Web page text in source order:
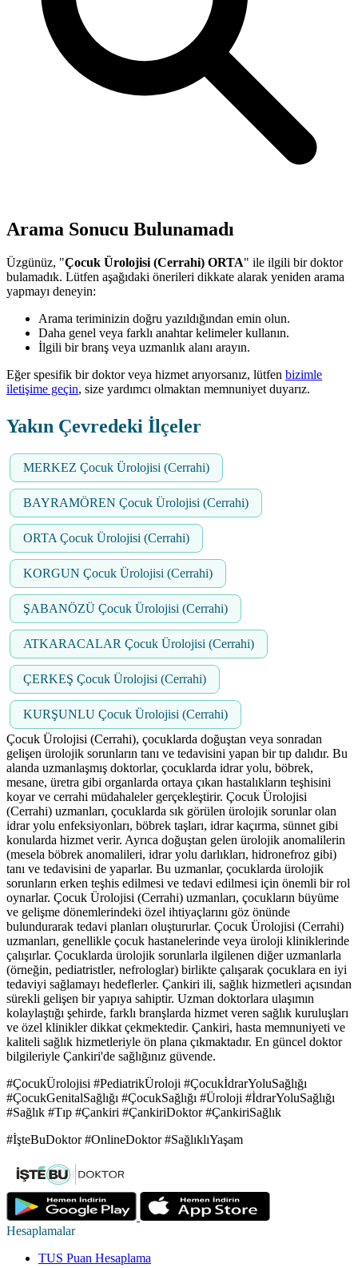
Arama Sonucu Bulunamadı
Üzgünüz, "Çocuk Ürolojisi (Cerrahi) ORTA" ile ilgili bir doktor
bulamadık. Lütfen aşağıdaki önerileri dikkate alarak yeniden arama
yapmayı deneyin:
Arama teriminizin doğru yazıldığından emin olun.
Daha genel veya farklı anahtar kelimeler kullanın.
İlgili bir branş veya uzmanlık alanı arayın.
Eğer spesifik bir doktor veya hizmet arıyorsanız, lütfen bizimle
iletişime geçin, size yardımcı olmaktan memnuniyet duyarız.
Yakın Çevredeki İlçeler
MERKEZ Çocuk Ürolojisi (Cerrahi)
BAYRAMÖREN Çocuk Ürolojisi (Cerrahi)
ORTA Çocuk Ürolojisi (Cerrahi)
KORGUN Çocuk Ürolojisi (Cerrahi)
ŞABANÖZÜ Çocuk Ürolojisi (Cerrahi)
ATKARACALAR Çocuk Ürolojisi (Cerrahi)
ÇERKEŞ Çocuk Ürolojisi (Cerrahi)
KURŞUNLU Çocuk Ürolojisi (Cerrahi)
Çocuk Ürolojisi (Cerrahi), çocuklarda doğuştan veya sonradan
gelişen ürolojik sorunların tanı ve tedavisini yapan bir tıp dalıdır. Bu
alanda uzmanlaşmış doktorlar, çocuklarda idrar yolu, böbrek,
mesane, üretra gibi organlarda ortaya çıkan hastalıkların teşhisini
koyar ve cerrahi müdahaleler gerçekleştirir. Çocuk Ürolojisi
(Cerrahi) uzmanları, çocuklarda sık görülen ürolojik sorunlar olan
idrar yolu enfeksiyonları, böbrek taşları, idrar kaçırma, sünnet gibi
konularda hizmet verir. Ayrıca doğuştan gelen ürolojik anomalilerin
(mesela böbrek anomalileri, idrar yolu darlıkları, hidronefroz gibi)
tanı ve tedavisini de yaparlar. Bu uzmanlar, çocuklarda ürolojik
sorunların erken teşhis edilmesi ve tedavi edilmesi için önemli bir rol
oynarlar. Çocuk Ürolojisi (Cerrahi) uzmanları, çocukların büyüme
ve gelişme dönemlerindeki özel ihtiyaçlarını göz önünde
bulundurarak tedavi planları oluştururlar. Çocuk Ürolojisi (Cerrahi)
uzmanları, genellikle çocuk hastanelerinde veya üroloji kliniklerinde
çalışırlar. Çocuklarda ürolojik sorunlarla ilgilenen diğer uzmanlarla
(örneğin, pediatristler, nefrologlar) birlikte çalışarak çocuklara en iyi
tedaviyi sağlamayı hedeflerler. Çankiri ili, sağlık hizmetleri açısından
sürekli gelişen bir yapıya sahiptir. Uzman doktorlara ulaşımın
kolaylaştığı şehirde, farklı branşlarda hizmet veren sağlık kuruluşları
ve özel klinikler dikkat çekmektedir. Çankiri, hasta memnuniyeti ve
kaliteli sağlık hizmetleriyle ön plana çıkmaktadır. En güncel doktor
bilgileriyle Çankiri'de sağlığınız güvende.
#ÇocukÜrolojisi #PediatrikÜroloji #ÇocukİdrarYoluSağlığı
#ÇocukGenitalSağlığı #ÇocukSağlığı #Üroloji #İdrarYoluSağlığı
#Sağlık #Tıp #Çankiri #ÇankiriDoktor #ÇankiriSağlık
#İşteBuDoktor #OnlineDoktor #SağlıklıYaşam
Hesaplamalar
TUS Puan Hesaplama